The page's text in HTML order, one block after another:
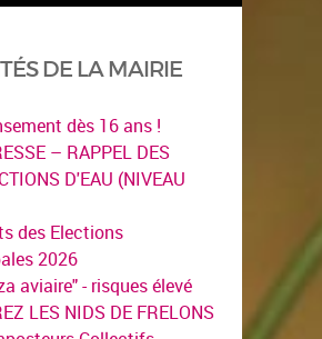
DE LA MAIRIE
dès 16 ans !
– RAPPEL DES
D'EAU (NIVEAU
des Elections
2026
aviaire" - risques élevé
LES NIDS DE FRELONS